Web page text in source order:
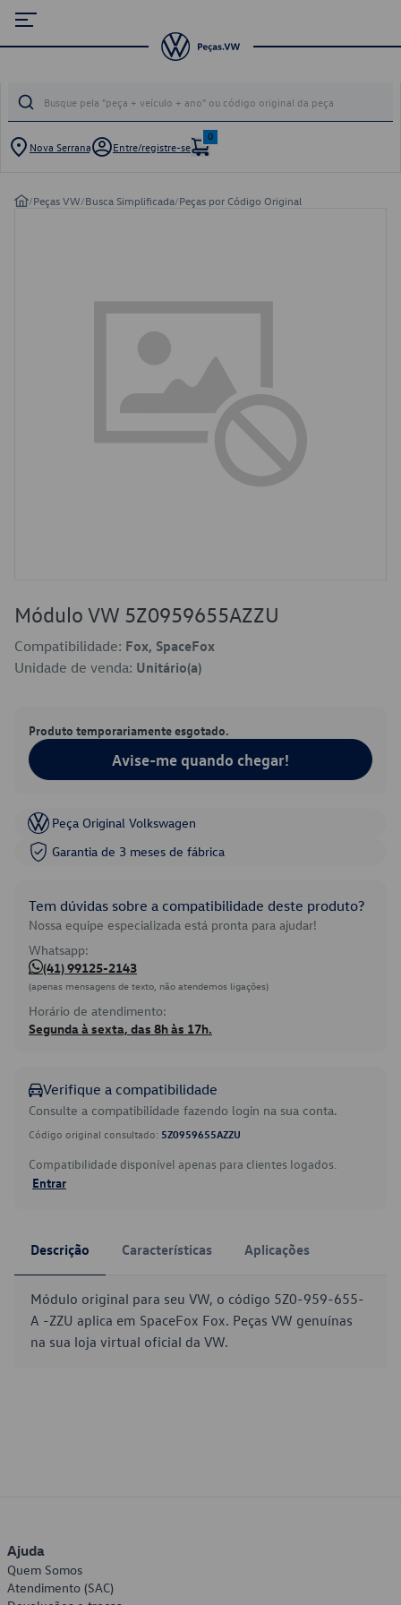
Nova Serrana Entre/registre-se
0
/Peças VW/Busca Simplificada/Peças por Código Original
Módulo VW 5Z0959655AZZU
Compatibilidade: Fox, SpaceFox
Unidade de venda: Unitário(a)
Produto temporariamente esgotado.
Avise-me quando chegar!
Peça Original Volkswagen
Garantia de 3 meses de fábrica
Tem dúvidas sobre a compatibilidade deste produto?
Nossa equipe especializada está pronta para ajudar!
Whatsapp:
(41) 99125-2143
(apenas mensagens de texto, não atendemos ligações)
Horário de atendimento:
Segunda à sexta, das 8h às 17h.
Verifique a compatibilidade
Consulte a compatibilidade fazendo login na sua conta.
Código original consultado: 5Z0959655AZZU
Compatibilidade disponível apenas para clientes logados.
Entrar
Descrição Características Aplicações
Módulo original para seu VW, o código 5Z0-959-655-
A -ZZU aplica em SpaceFox Fox. Peças VW genuínas
na sua loja virtual oficial da VW.
Ajuda
Quem Somos
Atendimento (SAC)